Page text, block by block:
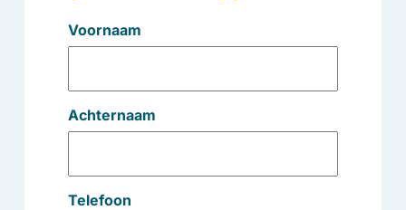
Voornaam
Achternaam
Telefoon